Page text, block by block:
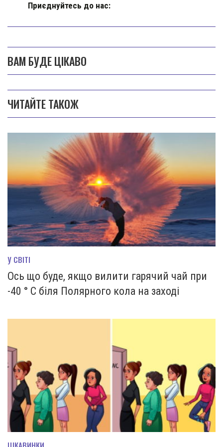
Приєднуйтесь до нас:
ВАМ БУДЕ ЦІКАВО
ЧИТАЙТЕ ТАКОЖ
У СВІТІ
Ось що буде, якщо вилити гарячий чай при
-40 ° С біля Полярного кола на заході